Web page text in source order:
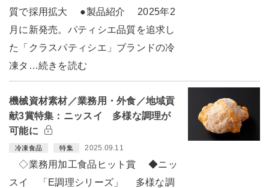
質で採用拡大 ●製品紹介 2025年2
月に新発売。パティシエ品質を追求し
た「クラスパティシエ」ブランドの冷
凍タ…続きを読む
機械資材素材／業務用・外食／地域貢
献3賞特集：ニッスイ 多様な調理が
可能に
冷凍食品 特集 2025.09.11
◇業務用加工食品ヒット賞 ◆ニッ
スイ 「E調理シリーズ」 多様な調